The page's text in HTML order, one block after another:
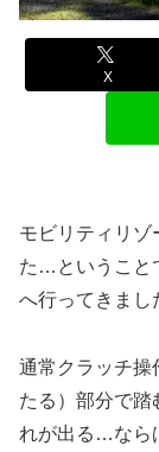
X
モビリティリゾ
た…ということ
へ行ってきまし
通常クラッチ操
たる）部分で踏
れが出る…なら